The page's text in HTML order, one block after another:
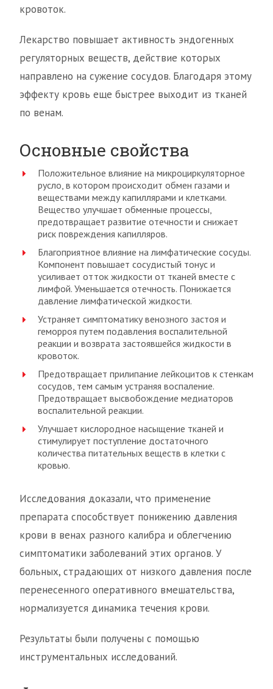
кровоток.
Лекарство повышает активность эндогенных
регуляторных веществ, действие которых
направлено на сужение сосудов. Благодаря этому
эффекту кровь еще быстрее выходит из тканей
по венам.
Основные свойства
Положительное влияние на микроциркуляторное
русло, в котором происходит обмен газами и
веществами между капиллярами и клетками.
Вещество улучшает обменные процессы,
предотвращает развитие отечности и снижает
риск повреждения капилляров.
Благоприятное влияние на лимфатические сосуды.
Компонент повышает сосудистый тонус и
усиливает отток жидкости от тканей вместе с
лимфой. Уменьшается отечность. Понижается
давление лимфатической жидкости.
Устраняет симптоматику венозного застоя и
геморроя путем подавления воспалительной
реакции и возврата застоявшейся жидкости в
кровоток.
Предотвращает прилипание лейкоцитов к стенкам
сосудов, тем самым устраняя воспаление.
Предотвращает высвобождение медиаторов
воспалительной реакции.
Улучшает кислородное насыщение тканей и
стимулирует поступление достаточного
количества питательных веществ в клетки с
кровью.
Исследования доказали, что применение
препарата способствует понижению давления
крови в венах разного калибра и облегчению
симптоматики заболеваний этих органов. У
больных, страдающих от низкого давления после
перенесенного оперативного вмешательства,
нормализуется динамика течения крови.
Результаты были получены с помощью
инструментальных исследований.